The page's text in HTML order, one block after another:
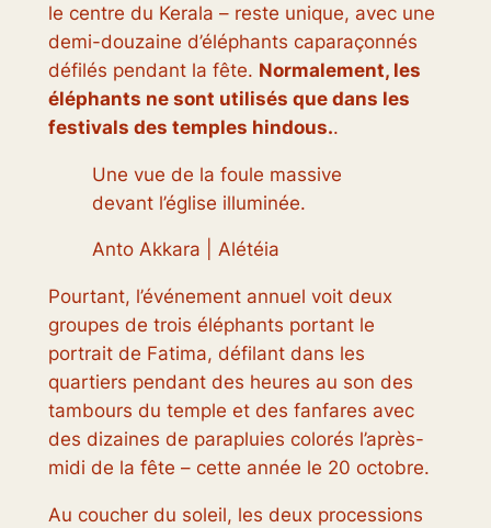
le centre du Kerala – reste unique, avec une
demi-douzaine d’éléphants caparaçonnés
défilés pendant la fête. Normalement, les
éléphants ne sont utilisés que dans les
festivals des temples hindous..
Une vue de la foule massive
devant l’église illuminée.
Anto Akkara | Alétéia
Pourtant, l’événement annuel voit deux
groupes de trois éléphants portant le
portrait de Fatima, défilant dans les
quartiers pendant des heures au son des
tambours du temple et des fanfares avec
des dizaines de parapluies colorés l’après-
midi de la fête – cette année le 20 octobre.
Au coucher du soleil, les deux processions